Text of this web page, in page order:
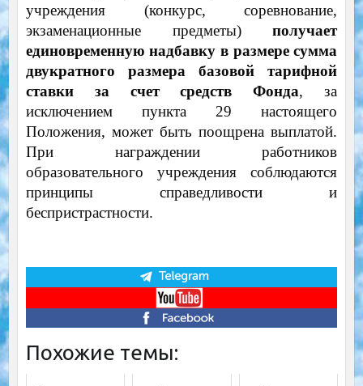
учреждения (конкурс, соревнование,
экзаменационные предметы)получает
единовременную надбавку в размере сумма
двукратного размера базовой тарифной
ставки за счет средств Фонда, за
исключением пункта 29 настоящего
Положения, может быть поощрена выплатой.
При награждении работников
образовательного учреждения соблюдаются
принципы справедливости и
беспристрастности.
Похожие темы: